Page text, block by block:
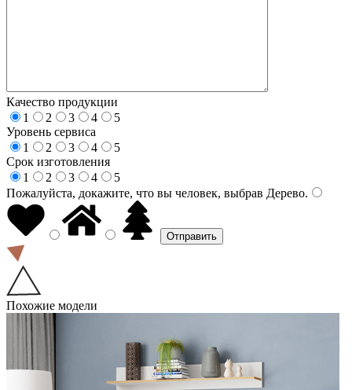
Качество продукции
1
2 3 4
5
Уровень сервиса
1
2 3 4
5
Срок изготовления
1
2 3 4
5
Пожалуйста, докажите, что вы человек, выбрав Дерево.
Похожие модели